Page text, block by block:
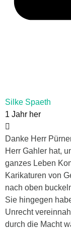
Silke Spaeth
1 Jahr her
Danke Herr
Herr Gahler hat,
ganzes Leben
Karikaturen von
nach oben
Sie hingegen
Unrecht
durch die Macht